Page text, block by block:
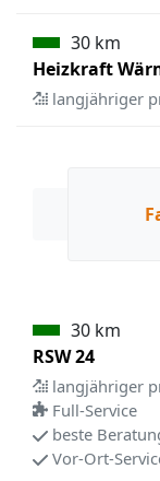
30 km
Heizkraft
langjähriger
30 km
RSW 24
langjähriger
Full-Service
beste
Vor-Ort-